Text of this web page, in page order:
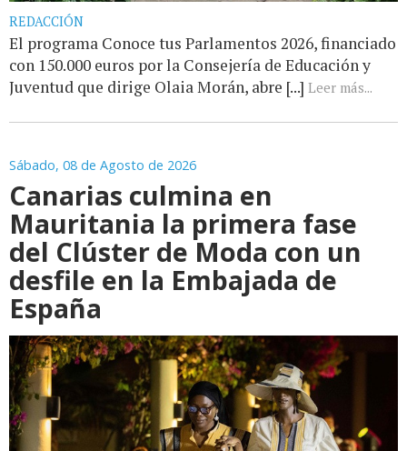
REDACCIÓN
El programa Conoce tus Parlamentos 2026, financiado
con 150.000 euros por la Consejería de Educación y
Juventud que dirige Olaia Morán, abre [...] Leer más...
Sábado, 08 de Agosto de 2026
Canarias culmina en
Mauritania la primera fase
del Clúster de Moda con un
desfile en la Embajada de
España